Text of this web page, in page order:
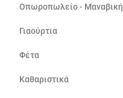
Οπωροπωλείο - Μαναβική
Γιαούρτια
Φέτα
Καθαριστικά